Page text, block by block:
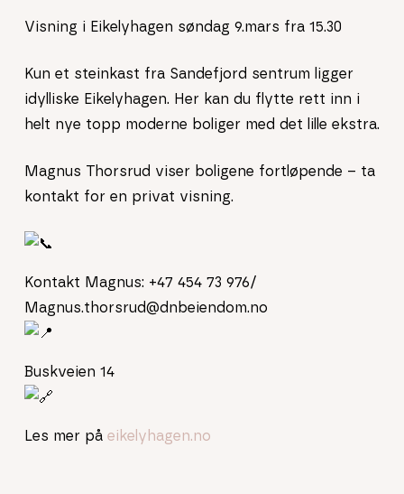
Visning i Eikelyhagen søndag 9.mars fra 15.30
Kun et steinkast fra Sandefjord sentrum ligger
idylliske Eikelyhagen. Her kan du flytte rett inn i
helt nye topp moderne boliger med det lille ekstra.
Magnus Thorsrud viser boligene fortløpende – ta
kontakt for en privat visning.
Kontakt Magnus: +47 454 73 976/
Magnus.thorsrud@dnbeiendom.no
Buskveien 14
Les mer på eikelyhagen.no